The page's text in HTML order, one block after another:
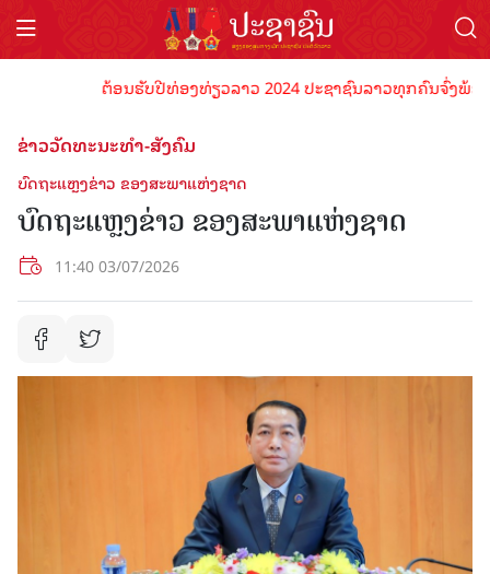
ຕ້ອນຮັບປີທ່ອງທ່ຽວລາວ 2024 ປະຊາຊົນລາວທຸກຄົນຈົ່ງພ້ອມ
ຂ່າວວັດທະນະທຳ-ສັງຄົມ
ບົດຖະແຫຼງຂ່າວ ຂອງສະພາແຫ່ງຊາດ
ບົດຖະແຫຼງຂ່າວ ຂອງສະພາແຫ່ງຊາດ
11:40 03/07/2026